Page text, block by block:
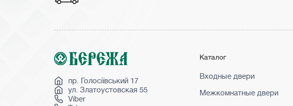
пр. Голосіївський 17
ул. Златоустовская 55
Viber
Каталог
Входные двери
Межкомнатные двери